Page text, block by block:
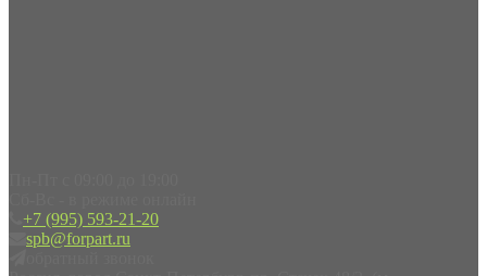
+7 (995) 593-21-20
spb@forpart.ru